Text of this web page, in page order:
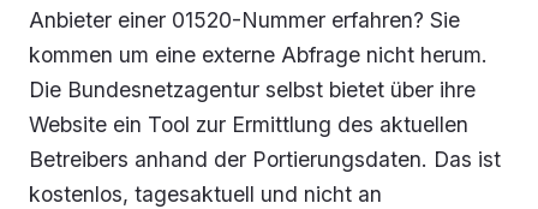
Anbieter einer 01520-Nummer erfahren? Sie
kommen um eine externe Abfrage nicht herum.
Die Bundesnetzagentur selbst bietet über ihre
Website ein Tool zur Ermittlung des aktuellen
Betreibers anhand der Portierungsdaten. Das ist
kostenlos, tagesaktuell und nicht an